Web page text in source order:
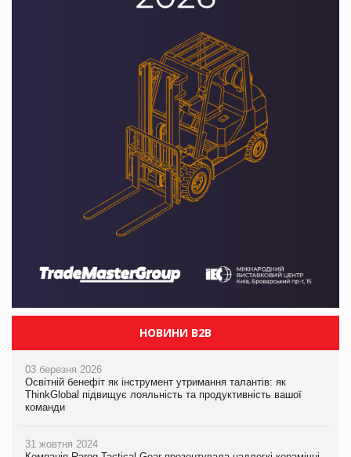
НОВИНИ B2B
03 березня 2026
Освітній бенефіт як інструмент утримання талантів: як
ThinkGlobal підвищує лояльність та продуктивність вашої
команди
31 жовтня 2024